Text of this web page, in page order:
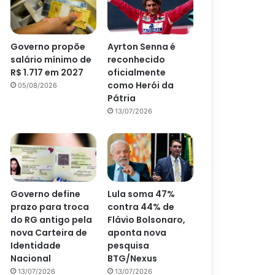
Governo propõe
salário mínimo de
R$ 1.717 em 2027
05/08/2026
Ayrton Senna é
reconhecido
oficialmente
como Herói da
Pátria
13/07/2026
Governo define
prazo para troca
do RG antigo pela
nova Carteira de
Identidade
Nacional
13/07/2026
Lula soma 47%
contra 44% de
Flávio Bolsonaro,
aponta nova
pesquisa
BTG/Nexus
13/07/2026